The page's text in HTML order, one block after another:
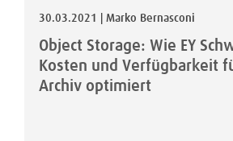
30.03.2021 | Marko Bernasconi
Object Storage: Wie EY
Kosten und Verfügbarkeit
Archiv optimiert